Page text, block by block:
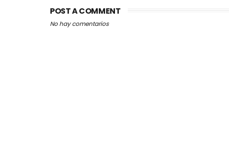
POST A COMMENT
No hay comentarios